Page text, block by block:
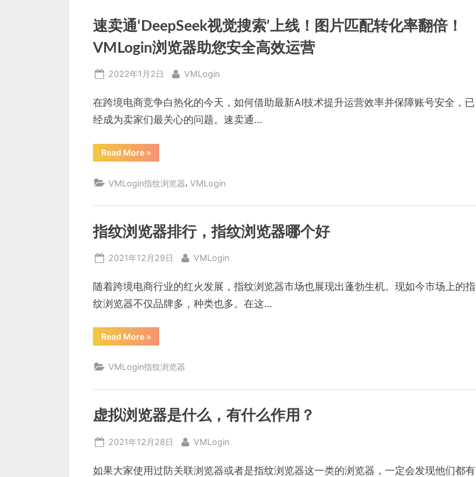
决
账
关
联
题
吗？”
速卖通‘DeepSeek视觉搜索’上线！图片匹配转化率翻倍！
VMLogin浏览器助您安全高效运营
Posted
2022年1月2日 By
VMLogin
在跨境电商竞争白热化的今天，如何借助最新AI技术提升运营效率并保障账号安全，已
经成为卖家们最关心的问题。速卖通…
Read More“速
卖
觉
片
匹
化
倍！
VMLogin
浏
览
助
您
安
效
»
VMLogin指纹浏览器, VMLogin
指纹浏览器排行，指纹浏览器哪个好
Posted
2021年12月29日 By
VMLogin
随着跨境电商行业的红火发展，指纹浏览器市场也展现出蓬勃生机。现如今市场上的指
纹浏览器不仅品牌多，种类也多。在这…
Read More“指
纹
览
器
浏
览
个
»
VMLogin指纹浏览器
虚拟浏览器是什么，有什么作用？
Posted
2021年12月28日 By
VMLogin
如果大家使用过防关联浏览器或者是指纹浏览器这一类的浏览器，一定会发现他们都有